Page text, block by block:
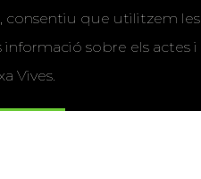
consentiu que utilitzem les
sobre els actes i
Vives.